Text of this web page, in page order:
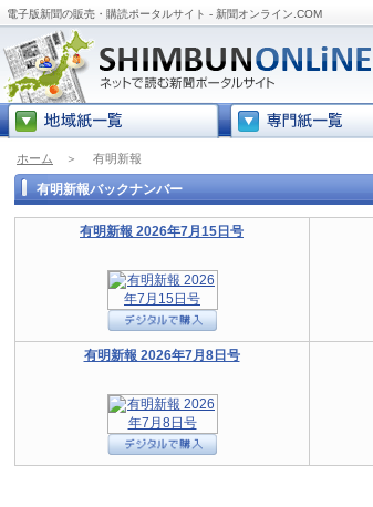
電子版新聞の販売・購読ポータルサイト - 新聞オンライン.COM
ホーム ＞ 有明新報
有明新報バックナンバー
有明新報 2026年7月15日号
有明新報 2026年7月8日号